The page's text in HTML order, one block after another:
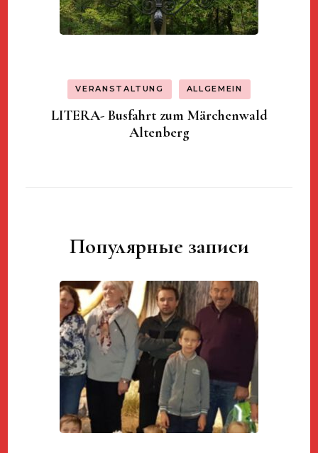
VERANSTALTUNG ALLGEMEIN
LITERA- Busfahrt zum Märchenwald
Altenberg
Популярные записи